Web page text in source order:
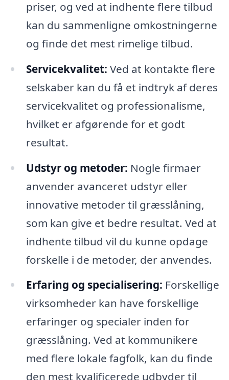
priser, og ved at indhente flere tilbud
kan du sammenligne omkostningerne
og finde det mest rimelige tilbud.
Servicekvalitet: Ved at kontakte flere
selskaber kan du få et indtryk af deres
servicekvalitet og professionalisme,
hvilket er afgørende for et godt
resultat.
Udstyr og metoder: Nogle firmaer
anvender avanceret udstyr eller
innovative metoder til græsslåning,
som kan give et bedre resultat. Ved at
indhente tilbud vil du kunne opdage
forskelle i de metoder, der anvendes.
Erfaring og specialisering: Forskellige
virksomheder kan have forskellige
erfaringer og specialer inden for
græsslåning. Ved at kommunikere
med flere lokale fagfolk, kan du finde
den mest kvalificerede udbyder til